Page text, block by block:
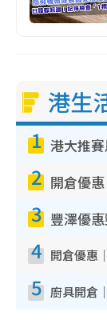
港生
1
2
3
4
5